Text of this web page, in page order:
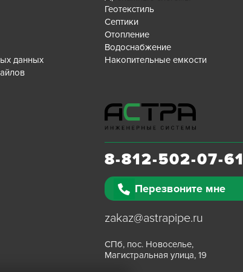
8-812-502-07-61
Перезвоните мне
zakaz@astrapipe.ru
СПб, пос. Новоселье,
Магистральная улица, 19
данных
Геотекстиль
Септики
Отопление
Водоснабжение
Накопительные емкости